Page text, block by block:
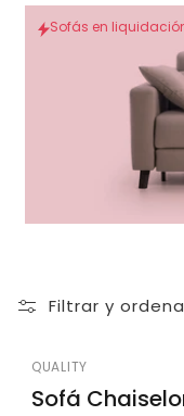
Sofás en
Filtrar y
QUALITY
Sofá